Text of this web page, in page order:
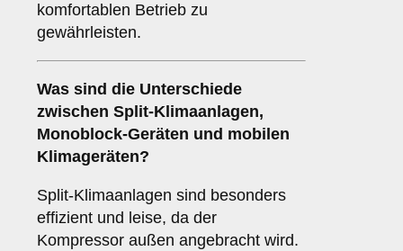
komfortablen Betrieb zu
gewährleisten.
Was sind die Unterschiede
zwischen Split-Klimaanlagen,
Monoblock-Geräten und mobilen
Klimageräten?
Split-Klimaanlagen sind besonders
effizient und leise, da der
Kompressor außen angebracht wird.